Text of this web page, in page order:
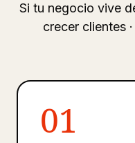
Si tu negocio vive
crecer clientes
01